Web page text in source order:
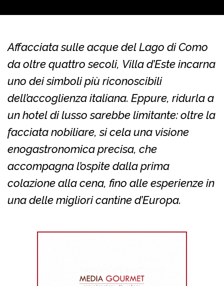
Affacciata sulle acque del Lago di Como
da oltre quattro secoli, Villa d’Este incarna
uno dei simboli più riconoscibili
dell’accoglienza italiana. Eppure, ridurla a
un hotel di lusso sarebbe limitante: oltre la
facciata nobiliare, si cela una visione
enogastronomica precisa, che
accompagna l’ospite dalla prima
colazione alla cena, fino alle esperienze in
una delle migliori cantine d’Europa.